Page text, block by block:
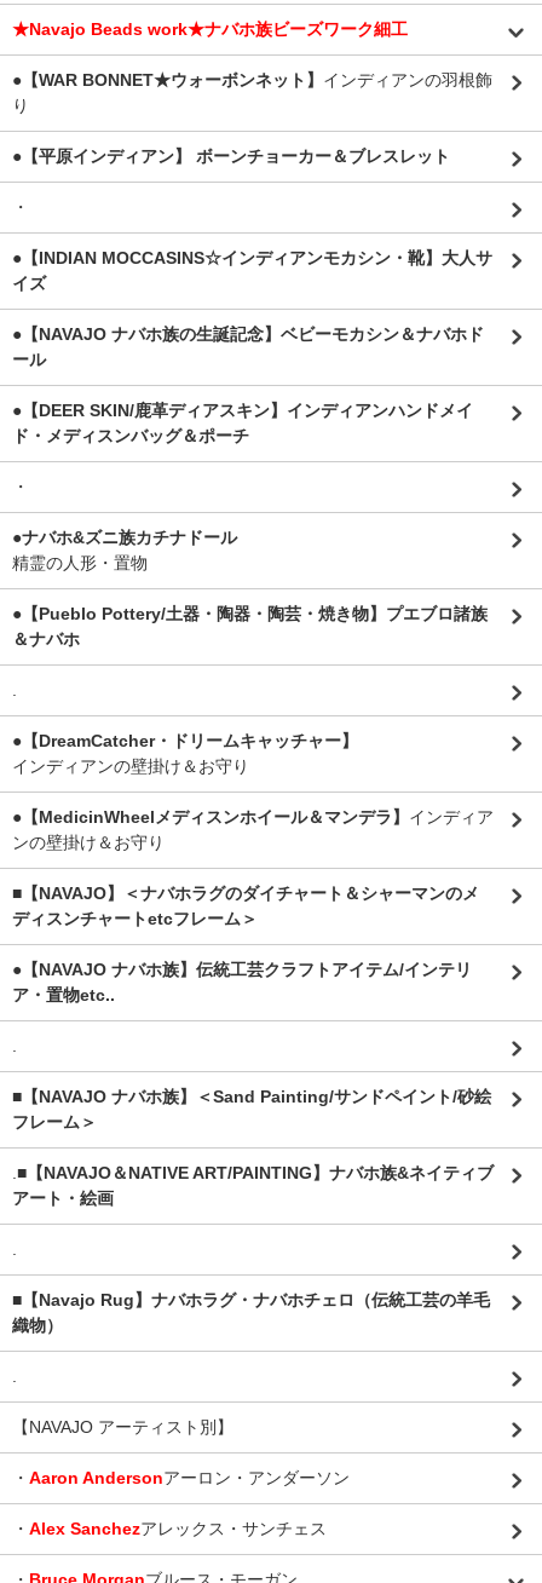
★Navajo Beads work★ナバホ族ビーズワーク細工
●【WAR BONNET★ウォーボンネット】 インディアンの羽根飾
り
●【平原インディアン】 ボーンチョーカー＆ブレスレット
・
●【INDIAN MOCCASINS☆インディアンモカシン・靴】大人サ
イズ
●【NAVAJO ナバホ族の生誕記念】ベビーモカシン＆ナバホド
ール
●【DEER SKIN/鹿革ディアスキン】インディアンハンドメイ
ド・メディスンバッグ＆ポーチ
・
●ナバホ&ズニ族カチナドール
精霊の人形・置物
●【Pueblo Pottery/土器・陶器・陶芸・焼き物】プエブロ諸族
＆ナバホ
●【DreamCatcher・ドリームキャッチャー】
インディアンの壁掛け＆お守り
●【MedicinWheelメディスンホイール＆マンデラ】 インディア
ンの壁掛け＆お守り
■【NAVAJO】＜ナバホラグのダイチャート＆シャーマンのメ
ディスンチャートetcフレーム＞
●【NAVAJO ナバホ族】伝統工芸クラフトアイテム/インテリ
ア・置物etc..
■【NAVAJO ナバホ族】＜Sand Painting/サンドペイント/砂絵
フレーム＞
■【NAVAJO＆NATIVE ART/PAINTING】ナバホ族&ネイティブ
アート・絵画
■【Navajo Rug】ナバホラグ・ナバホチェロ（伝統工芸の羊毛
織物）
【NAVAJO アーティスト別】
・ Aaron Andersonアーロン・アンダーソン
・ Alex Sanchezアレックス・サンチェス